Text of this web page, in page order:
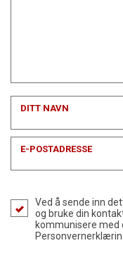
DITT NAVN
E-POSTADRESSE
Ved å sende inn
og bruke din
kommunisere med